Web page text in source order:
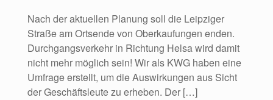
Nach der aktuellen Planung soll die Leipziger
Straße am Ortsende von Oberkaufungen enden.
Durchgangsverkehr in Richtung Helsa wird damit
nicht mehr möglich sein! Wir als KWG haben eine
Umfrage erstellt, um die Auswirkungen aus Sicht
der Geschäftsleute zu erheben. Der […]